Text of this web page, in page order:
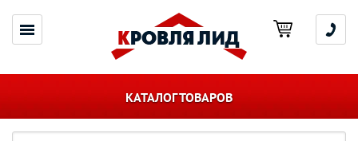
КАТАЛОГ ТОВАРОВ